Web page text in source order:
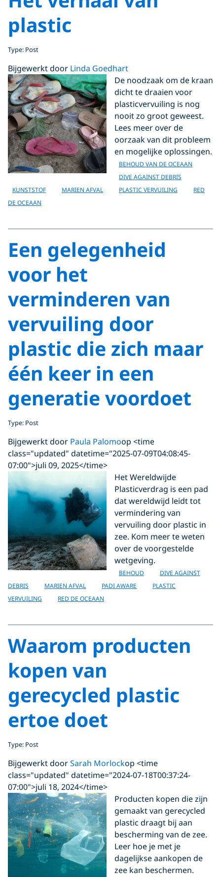
plastic
Type: Post
Bijgewerkt door Linda Goedhart
De noodzaak om de kraan
dicht te draaien voor
plasticvervuiling is nog
nooit zo groot geweest.
Lees meer over de
oorzaak van dit probleem
en mogelijke oplossingen.
BEHOUD VAN DE OCEAAN
DIVE AGAINST DEBRIS
KUNSTSTOF
MARIEN AFVAL PLASTIC VERVUILING
RED
DE OCEAAN
Een gelegenheid
voor het
verminderen van
vervuiling door
plastic die zich maar
één keer in een
generatie voordoet
Type: Post
Bijgewerkt door Paula Palomoop <time
class="updated" datetime="2025-07-09T04:08:45-
07:00">juli 09, 2025</time>
Het Wereldwijde
Plasticverdrag is een pad
dat wereldwijd leidt tot
vermindering van
vervuiling door plastic in
zee. Kom meer te weten
over de voorgestelde
wetgeving.
BEHOUD
DIVE AGAINST
DEBRIS
MARIEN AFVAL PADI AWARE
PLASTIC
VERVUILING
RED DE OCEAAN
Waarom producten
kopen van
gerecycled plastic
ertoe doet
Type: Post
Bijgewerkt doorSarah Morlockop <time
class="updated" datetime="2024-07-18T00:37:24-
07:00">juli 18, 2024</time>
Producten kopen die zijn
gemaakt van gerecycled
plastic draagt bij aan
bescherming van de zee.
Leer hoe je met je
dagelijkse aankopen de
zee kan beschermen.